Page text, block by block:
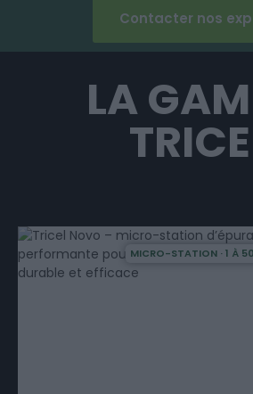
Contacter nos
LA
MICRO-STATION · 1 À